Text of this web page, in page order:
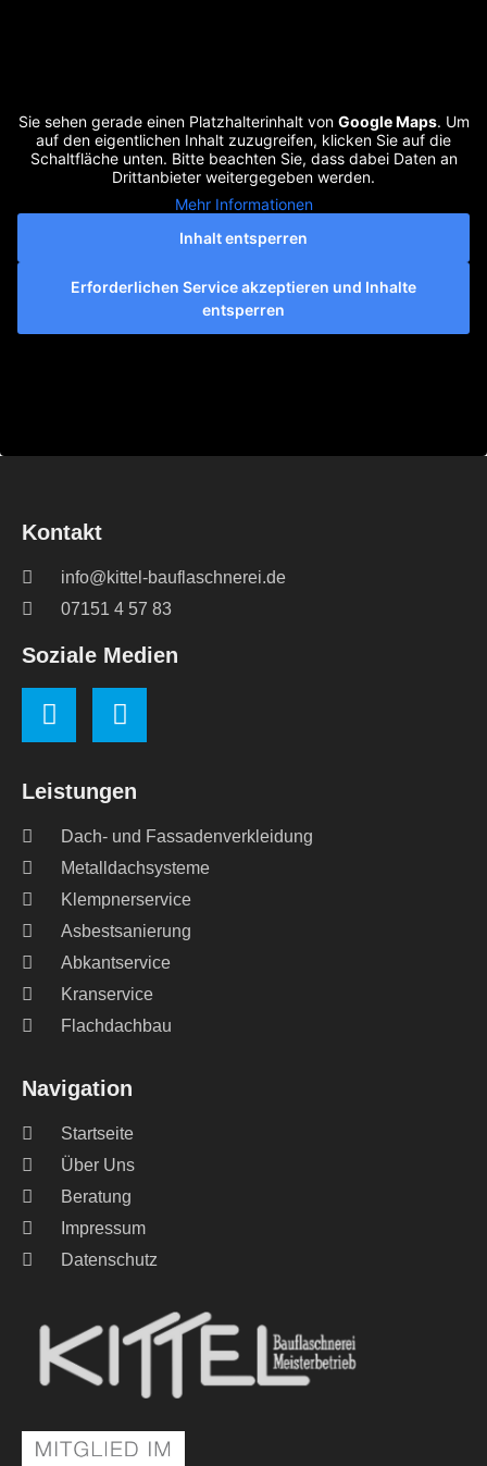
Sie sehen gerade einen Platzhalterinhalt von Google Maps. Um
auf den eigentlichen Inhalt zuzugreifen, klicken Sie auf die
Schaltfläche unten. Bitte beachten Sie, dass dabei Daten an
Drittanbieter weitergegeben werden.
Mehr Informationen
Inhalt entsperren
Erforderlichen Service akzeptieren und Inhalte
entsperren
Navigation
Startseite
Über Uns
Beratung
Impressum
Datenschutz
Leistungen
Dach- und Fassadenverkleidung
Metalldachsysteme
Klempnerservice
Asbestsanierung
Abkantservice
Kranservice
Flachdachbau
Kontakt
info@kittel-bauflaschnerei.de
07151 4 57 83
Soziale Medien